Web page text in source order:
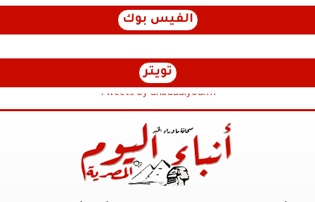
الفيس بوك
تويتر
Tweets by anbaaalyoum1